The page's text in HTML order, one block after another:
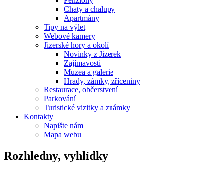
Chaty a chalupy
Apartmány
Tipy na výlet
Webové kamery
Jizerské hory a okolí
Novinky z Jizerek
Zajímavosti
Muzea a galerie
Hrady, zámky, zříceniny
Restaurace, občerstvení
Parkování
Turistické vizitky a známky
Kontakty
Napište nám
Mapa webu
Rozhledny, vyhlídky